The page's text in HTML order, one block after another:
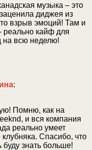
музыка – это
диджея из
взрыв эмоций! Там и
кайф для
на всю неделю!
:
Помню, как на
и вся компания
реально умеет
Спасибо, что
буду знать больше!